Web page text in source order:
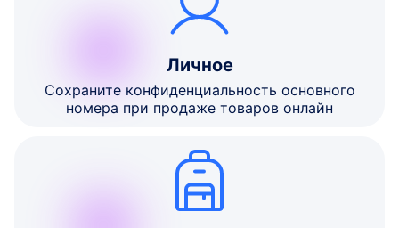
Личное
Сохраните конфиденциальность основного
номера при продаже товаров онлайн